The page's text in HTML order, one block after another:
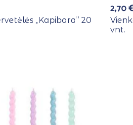
,,Kapibara” 20
2,70
vnt.